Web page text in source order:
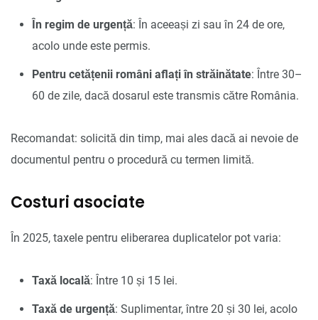
În regim de urgență: În aceeași zi sau în 24 de ore,
acolo unde este permis.
Pentru cetățenii români aflați în străinătate: Între 30–
60 de zile, dacă dosarul este transmis către România.
Recomandat: solicită din timp, mai ales dacă ai nevoie de
documentul pentru o procedură cu termen limită.
Costuri asociate
În 2025, taxele pentru eliberarea duplicatelor pot varia:
Taxă locală: Între 10 și 15 lei.
Taxă de urgență: Suplimentar, între 20 și 30 lei, acolo